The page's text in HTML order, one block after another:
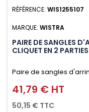
RÉFÉRENCE: WIS1255107
MARQUE: WISTRA
PAIRE DE SANGLES
CLIQUET EN 2
Paire de sangles
crochet en 2 parties
d'utilisation. Permet
Prix
41,79 € HT
50,15 € TTC